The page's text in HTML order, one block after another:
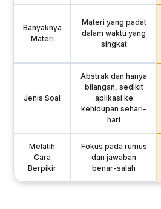
Banyaknya
Materi
Materi yang padat
dalam waktu yang
singkat
Jenis Soal
Abstrak dan hanya
bilangan, sedikit
aplikasi ke
kehidupan sehari-
hari
Melatih
Cara
Berpikir
Fokus pada rumus
dan jawaban
benar-salah